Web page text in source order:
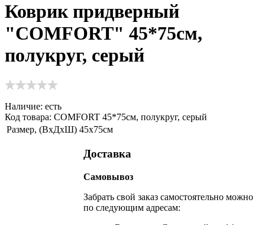
Коврик придверный
"COMFORT" 45*75см,
полукруг, серый
Наличие: есть
Код товара: COMFORT 45*75см, полукруг, серый
Размер, (ВхДхШ) 45х75см
Доставка
Самовывоз
Забрать свой заказ самостоятельно можно
по следующим адресам: